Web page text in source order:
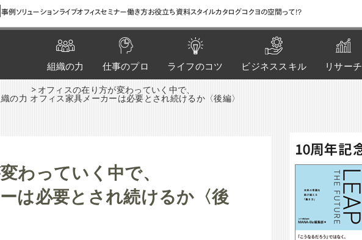
事例ソリューションライブオフィスセミナー働き方お役立ち資料スタイルカタログコクヨの空間って!?
組織の力 仕事のプロ ライフのコツ ビジネススキル リサーチ
の力
オフィスの在り方が変わっていく中で、
オフィス家具メーカーは必要とされ続けるか〈後編〉
わっていく中で、
は必要とされ続けるか〈後